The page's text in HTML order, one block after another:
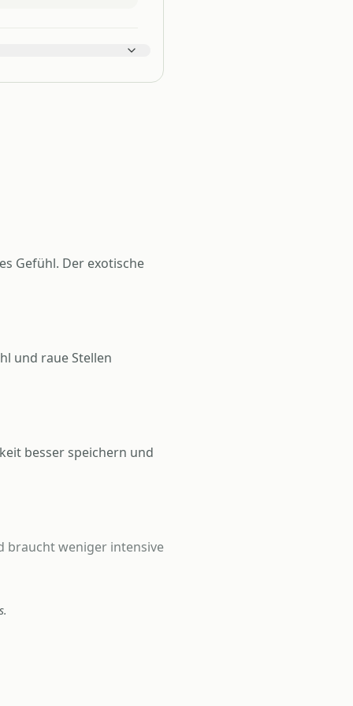
Gefühl. Der exotische
und raue Stellen
besser speichern und
braucht weniger intensive